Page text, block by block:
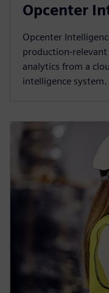
Opcenter
Opcenter
production-
analytics from a
intelligence system.